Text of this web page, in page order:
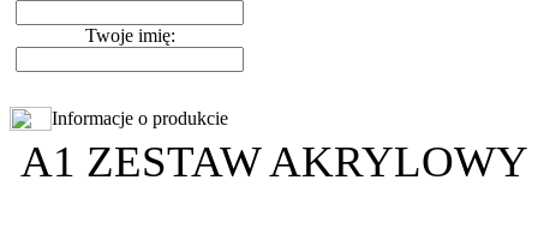
Twoje imię:
Informacje o produkcie
A1 ZESTAW